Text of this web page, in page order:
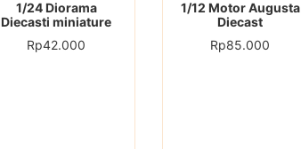
1/24 Diorama
Diecasti miniature
Rp42.000
1/12 Motor Augusta
Diecast
Rp85.000